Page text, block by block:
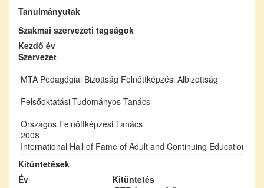
Tanulmányutak
Szakmai szervezeti tagságok
Kezdő év
Szervezet
MTA Pedagógiai Bizottság Felnőttképzési Albizottság
Felsőoktatási Tudományos Tanács
Országos Felnőttképzési Tanács
2008
International Hall of Fame of Adult and Continuing Education
Kitüntetések
Év
Kitüntetés